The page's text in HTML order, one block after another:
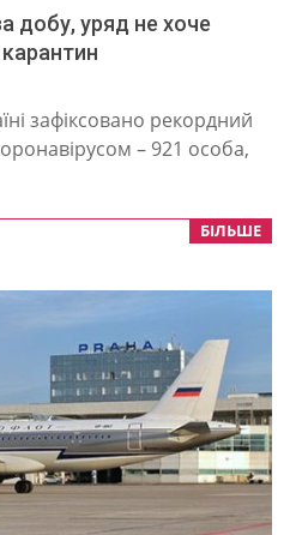
добу, уряд не хоче
зафіксовано рекордний
– 921 особа,
БІЛЬШЕ